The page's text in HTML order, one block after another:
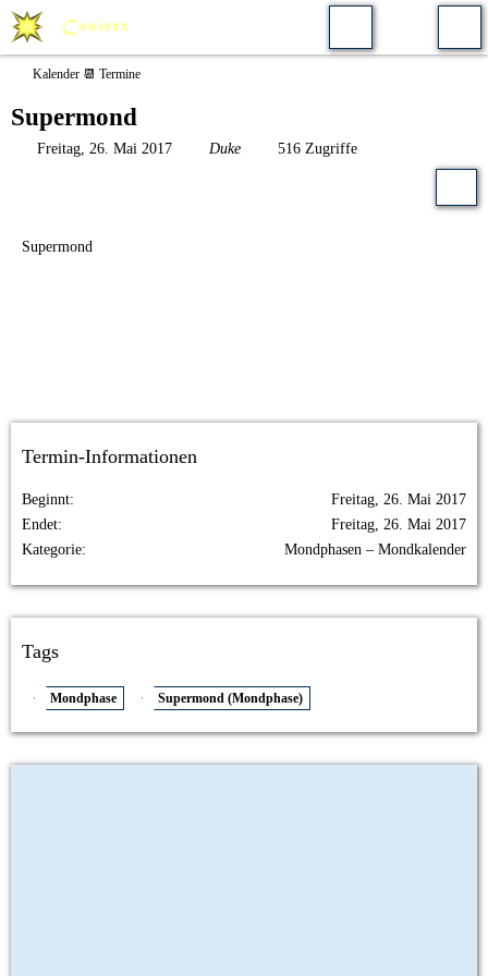
Kalender 📆 Termine
Supermond
Freitag, 26. Mai 2017 Duke 516 Zugriffe
Supermond
Termin-Informationen
Beginnt
Freitag, 26. Mai 2017
Endet
Freitag, 26. Mai 2017
Kategorie
Mondphasen – Mondkalender
Tags
Mondphase Supermond (Mondphase)